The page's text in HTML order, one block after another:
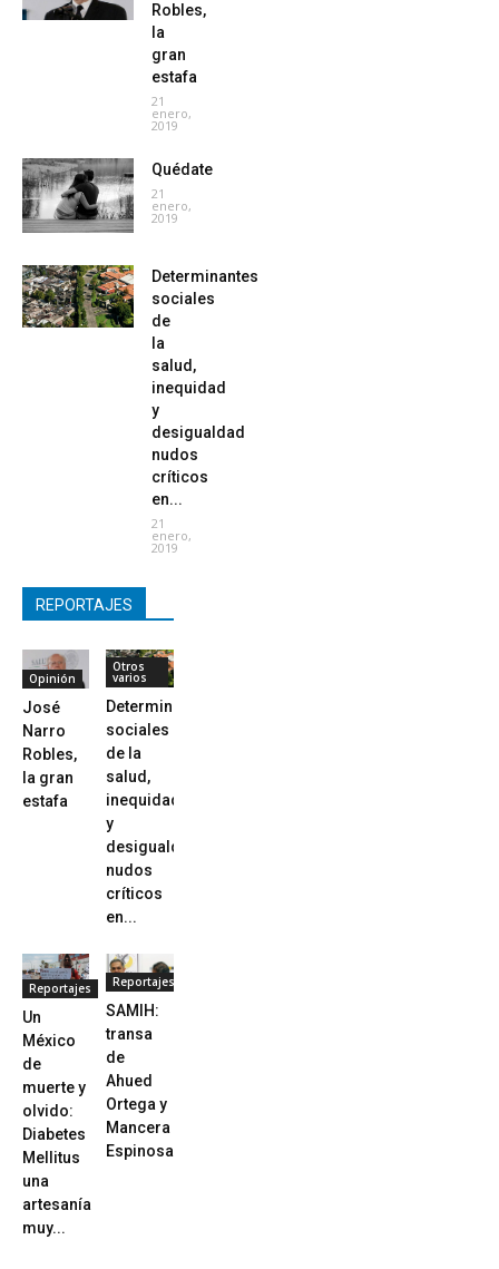
Robles,
la
gran
estafa
21
enero,
2019
Quédate
21
enero,
2019
Determinantes
sociales
de
la
salud,
inequidad
y
desigualdad
nudos
críticos
en...
21
enero,
2019
REPORTAJES
Opinión
José
Narro
Robles,
la gran
estafa
Otros
varios
Determinantes
sociales
de la
salud,
inequidad
y
desigualdad
nudos
críticos
en...
Reportajes
Un
México
de
muerte y
olvido:
Diabetes
Mellitus
una
artesanía
muy...
Reportajes
SAMIH:
transa
de
Ahued
Ortega y
Mancera
Espinosa